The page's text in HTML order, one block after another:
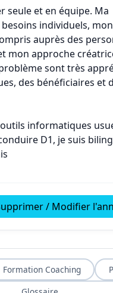
seule et en équipe. Ma
individuels,
auprès des
mon approche
sont très
des bénéficiaires et
informatiques
D1, je suis
/ Modifier
Formation Coaching